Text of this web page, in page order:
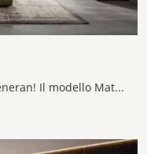
Clicca e scopri i Letti imbottiti di Veneran! Il modello Matis in tessuto ti sta aspettando nelle versioni matrimoniali.